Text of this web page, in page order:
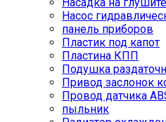
Насос
панель приборов
Пластик под капот
Пластина КПП
Подушка
Привод заслонок
Провод датчика
пыльник